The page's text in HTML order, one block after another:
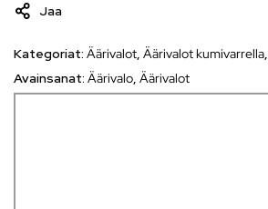
Jaa
Kategoriat: Äärivalot, Äärivalot kumivarrella,
Avainsanat: Äärivalo, Äärivalot